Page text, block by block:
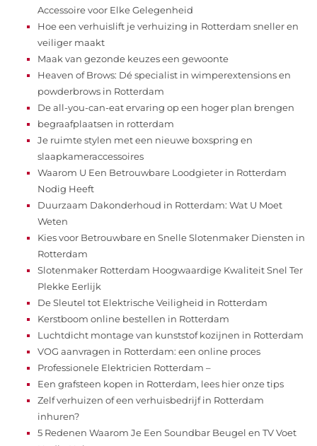
Accessoire voor Elke Gelegenheid
Hoe een verhuislift je verhuizing in Rotterdam sneller en
veiliger maakt
Maak van gezonde keuzes een gewoonte
Heaven of Brows: Dé specialist in wimperextensions en
powderbrows in Rotterdam
De all-you-can-eat ervaring op een hoger plan brengen
begraafplaatsen in rotterdam
Je ruimte stylen met een nieuwe boxspring en
slaapkameraccessoires
Waarom U Een Betrouwbare Loodgieter in Rotterdam
Nodig Heeft
Duurzaam Dakonderhoud in Rotterdam: Wat U Moet
Weten
Kies voor Betrouwbare en Snelle Slotenmaker Diensten in
Rotterdam
Slotenmaker Rotterdam Hoogwaardige Kwaliteit Snel Ter
Plekke Eerlijk
De Sleutel tot Elektrische Veiligheid in Rotterdam
Kerstboom online bestellen in Rotterdam
Luchtdicht montage van kunststof kozijnen in Rotterdam
VOG aanvragen in Rotterdam: een online proces
Professionele Elektricien Rotterdam –
Een grafsteen kopen in Rotterdam, lees hier onze tips
Zelf verhuizen of een verhuisbedrijf in Rotterdam
inhuren?
5 Redenen Waarom Je Een Soundbar Beugel en TV Voet